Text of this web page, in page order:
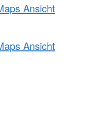
Ansicht
Ansicht